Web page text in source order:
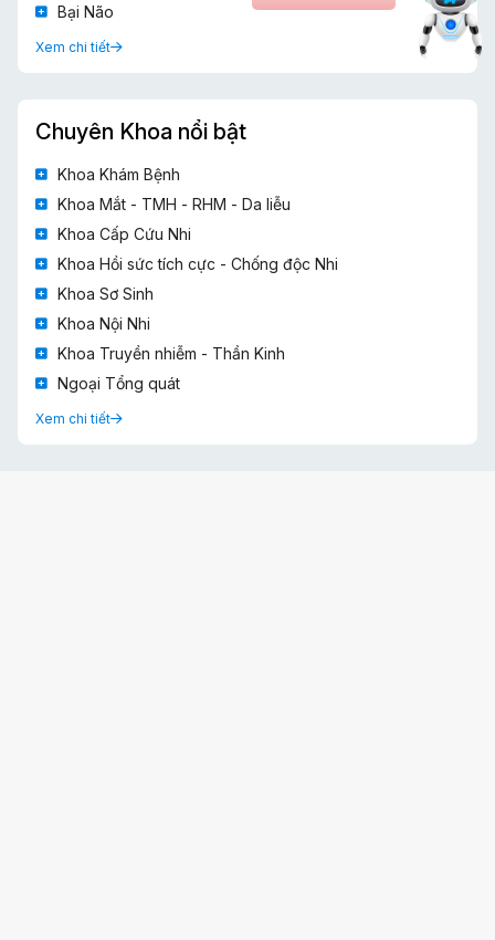
Bại Não
Xem chi tiết
Chuyên Khoa nổi bật
Khoa Khám Bệnh
Khoa Mắt - TMH - RHM - Da liễu
Khoa Cấp Cứu Nhi
Khoa Hồi sức tích cực - Chống độc Nhi
Khoa Sơ Sinh
Khoa Nội Nhi
Khoa Truyền nhiễm - Thần Kinh
Ngoại Tổng quát
Xem chi tiết